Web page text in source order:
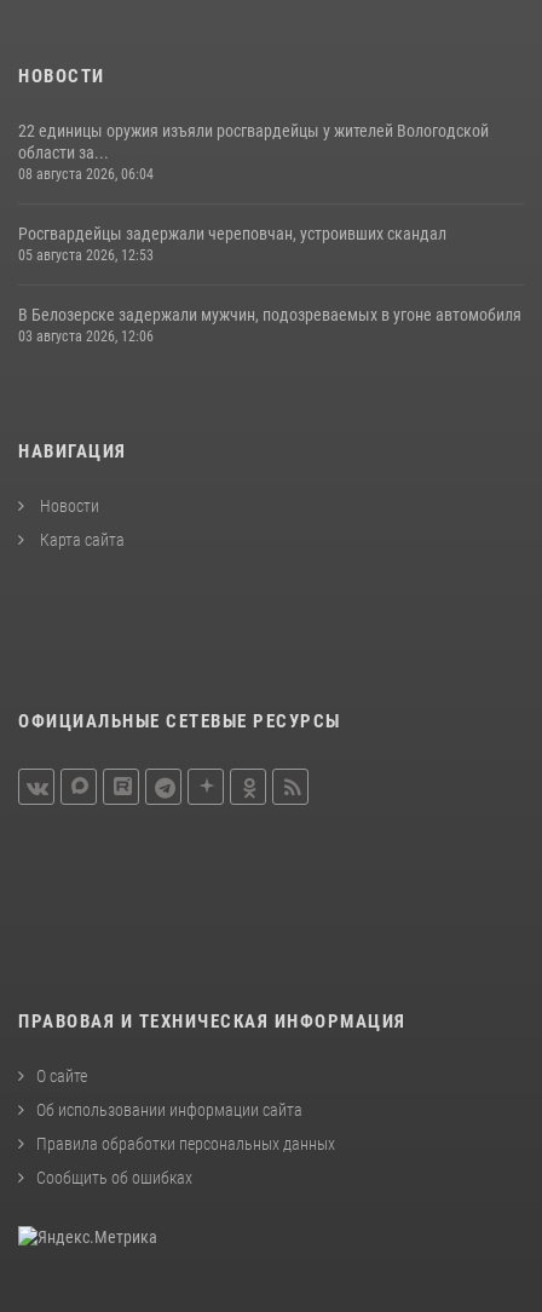
НОВОСТИ
22 единицы оружия изъяли росгвардейцы у жителей Вологодской
области за...
08 августа 2026, 06:04
Росгвардейцы задержали череповчан, устроивших скандал
05 августа 2026, 12:53
В Белозерске задержали мужчин, подозреваемых в угоне автомобиля
03 августа 2026, 12:06
НАВИГАЦИЯ
Новости
Карта сайта
ОФИЦИАЛЬНЫЕ СЕТЕВЫЕ РЕСУРСЫ
ПРАВОВАЯ И ТЕХНИЧЕСКАЯ ИНФОРМАЦИЯ
О сайте
Об использовании информации сайта
Правила обработки персональных данных
Сообщить об ошибках